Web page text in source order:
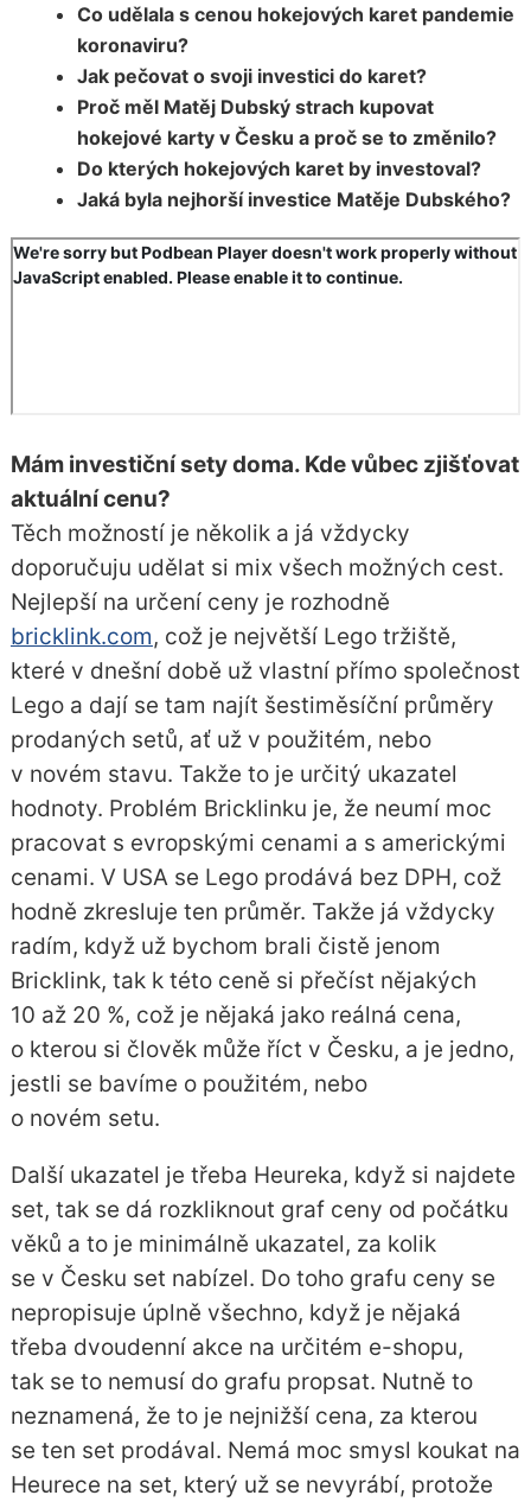
Co udělala s cenou hokejových karet pandemie
koronaviru?
Jak pečovat o svoji investici do karet?
Proč měl Matěj Dubský strach kupovat
hokejové karty v Česku a proč se to změnilo?
Do kterých hokejových karet by investoval?
Jaká byla nejhorší investice Matěje Dubského?
Mám investiční sety doma. Kde vůbec zjišťovat
aktuální cenu?
Těch možností je několik a já vždycky
doporučuju udělat si mix všech možných cest.
Nejlepší na určení ceny je rozhodně
bricklink.com, což je největší Lego tržiště,
které v dnešní době už vlastní přímo společnost
Lego a dají se tam najít šestiměsíční průměry
prodaných setů, ať už v použitém, nebo
v novém stavu. Takže to je určitý ukazatel
hodnoty. Problém Bricklinku je, že neumí moc
pracovat s evropskými cenami a s americkými
cenami. V USA se Lego prodává bez DPH, což
hodně zkresluje ten průměr. Takže já vždycky
radím, když už bychom brali čistě jenom
Bricklink, tak k této ceně si přečíst nějakých
10 až 20 %, což je nějaká jako reálná cena,
o kterou si člověk může říct v Česku, a je jedno,
jestli se bavíme o použitém, nebo
o novém setu.
Další ukazatel je třeba Heureka, když si najdete
set, tak se dá rozkliknout graf ceny od počátku
věků a to je minimálně ukazatel, za kolik
se v Česku set nabízel. Do toho grafu ceny se
nepropisuje úplně všechno, když je nějaká
třeba dvoudenní akce na určitém e-shopu,
tak se to nemusí do grafu propsat. Nutně to
neznamená, že to je nejnižší cena, za kterou
se ten set prodával. Nemá moc smysl koukat na
Heurece na set, který už se nevyrábí, protože